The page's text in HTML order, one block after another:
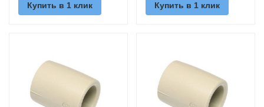
Купить в 1 клик Купить в 1 клик